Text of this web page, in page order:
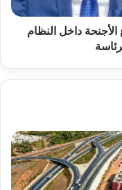
إلى 2029: صراع الأجنحة داخل النظام